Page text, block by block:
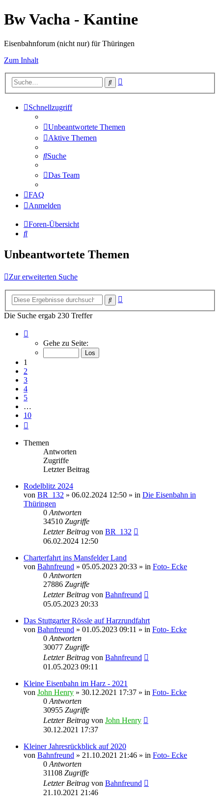
Bw Vacha - Kantine
Eisenbahnforum (nicht nur) für Thüringen
Zum Inhalt
Suche
Schnellzugriff
Unbeantwortete Themen
Aktive Themen
Suche
Das Team
FAQ
Anmelden
Foren-Übersicht
Suche
Unbeantwortete Themen
Zur erweiterten Suche
Suche
Die Suche ergab 230 Treffer
von
Gehe zu Seite:
1
2
3
4
5
…
10
Themen
Antworten
Zugriffe
Letzter Beitrag
Rodelblitz 2024
von BR_132 » 06.02.2024 12:50 » in Die Eisenbahn in
Thüringen
0 Antworten
34510 Zugriffe
Letzter Beitrag von BR_132
06.02.2024 12:50
Charterfahrt ins Mansfelder Land
von Bahnfreund » 05.05.2023 20:33 » in Foto- Ecke
0 Antworten
27886 Zugriffe
Letzter Beitrag von Bahnfreund
05.05.2023 20:33
Das Stuttgarter Rössle auf Harzrundfahrt
von Bahnfreund » 01.05.2023 09:11 » in Foto- Ecke
0 Antworten
30077 Zugriffe
Letzter Beitrag von Bahnfreund
01.05.2023 09:11
Kleine Eisenbahn im Harz - 2021
von John Henry » 30.12.2021 17:37 » in Foto- Ecke
0 Antworten
30955 Zugriffe
Letzter Beitrag von John Henry
30.12.2021 17:37
Kleiner Jahresrückblick auf 2020
von Bahnfreund » 21.10.2021 21:46 » in Foto- Ecke
0 Antworten
31108 Zugriffe
Letzter Beitrag von Bahnfreund
21.10.2021 21:46